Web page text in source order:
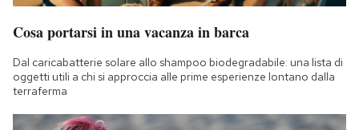
Cosa portarsi in una vacanza in barca
Dal caricabatterie solare allo shampoo biodegradabile: una lista di
oggetti utili a chi si approccia alle prime esperienze lontano dalla
terraferma